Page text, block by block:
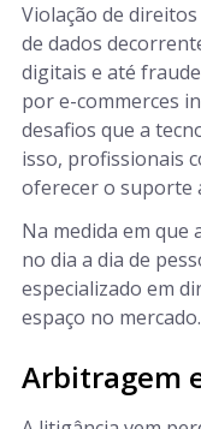
Violação de
de dados
digitais e até
por e-commerces
desafios que a
isso, profissionais
oferecer o suporte
Na medida em que
no dia a dia de
especializado em
espaço no mercado.
Arbitragem